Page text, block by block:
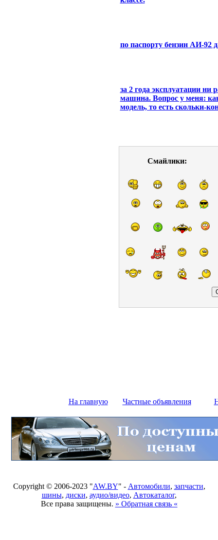
по паспорту бензин АИ-92
за 2 года эксплуатации ни
машина. Вопрос у меня:
модель, то есть скольки-
Смайлики:
На главную Частные объявления
Copyright © 2006-2023 "AW.BY" - Автомобили, запчасти,
шины, диски, аудио/видео, Автокаталог,
Все права защищены. » Обратная связь «